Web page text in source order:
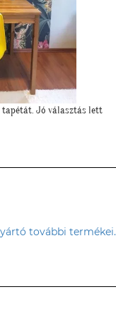
magáért beszél!:)"
további termékei.